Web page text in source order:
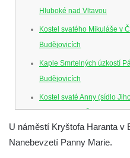
Hluboké nad Vltavou
Kostel svatého Mikuláše v
Budějovicích
Kaple Smrtelných úzkostí
Budějovicích
Kostel svaté Anny (sídlo
filharmonie) v Českých
Kostel svaté Rodiny v
Budějovicích
U náměstí Kryštofa Haranta v
Nanebevzetí Panny Marie.